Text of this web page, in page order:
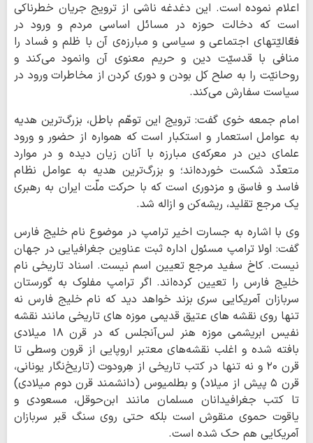
اعلام نموده است. این دغدغه ناشی از ترویج جریان خطرناکی
است که دخالت حوزه در مسائل اساسی مردم و ورود در
فعّالیّتهای اجتماعی و سیاسی و مبارزه‌ی آن با ظلم و فساد را
منافی با قدسیّت دین و حریم معنوی آن وانمود می‌کند و
روحانیّت را به صلح کل بودن و دوری کردن از مخاطرات ورود در
سیاست سفارش می‌کند.
امام جمعه خوی گفت: ترویج این توهّم باطل، بزرگ‌ترین هدیه
به عوامل استعمار و استکبار است که همواره از حضور و ورود
علمای دین در معرکه‌ی مبارزه‌ با آنان زیان دیده و در موارد
متعدّد شکست خورده‌اند؛ و بزرگ‌ترین هدیه به عوامل نظام
فاسد و فاسق و مزدوری است که با حرکت ملّت ایران به رهبری
یک مرجع تقلید، ریشه‌کن و ازاله شد.
وی با اشاره به جسارت اخیر ترامپ در موضوع نام خلیج فارس
گفت: اولا ترامپ مسئول اداره ثبت عناوین جغرافیایی در جهان
نیست. کاخ سفید مرجع تعیین اسم نیست. اسناد تاریخی نام
خلیج فارس را تعیین کرده‌اند. اگر ترامپ مفلوک به گورستان
سربازان آمریکایی سری بزند خواهد دید که نام خلیج فارس نه
تنها روی نقشه های عتیق قدیمی موزه های تاریخی مانند نقشه
نفیس ابریشمی موزه هنر لس‌آنجلس که در قرن ۱۸ میلادی
بافته شده و اغلب نقشه‌های معتبر اروپایی از قرون وسطی تا
قرن ۲۰ و نه تنها در کتب تاریخی از هِرودوت (تاریخ‌نگار یونانی،
قرن ۵ پیش از میلاد) و بطلمیوس (دانشمند قرن دوم میلادی)
تا کتب جغرافیدانان مسلمان مانند ابن‌حوقل، مسعودی و
یاقوت حموی منقوش است بلکه حتی روی سنگ قبر سربازان
آمریکایی هم حک شده است.